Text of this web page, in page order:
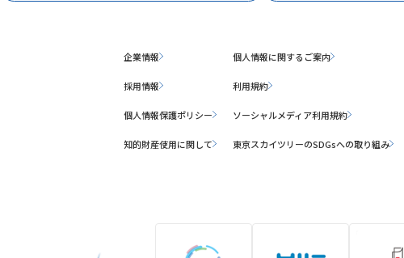
企業情報
採用情報
個人情報保護ポリシー
知的財産使用に関して
個人情報に関するご案内
利用規約
ソーシャルメディア利用規約
東京スカイツリーのSDGsへの取り組み